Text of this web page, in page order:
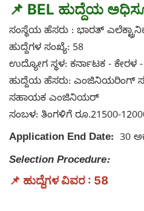
📌 BEL ಹುದ್ದೆಯ
ಸಂಸ್ಥೆಯ ಹೆಸರು : ಭಾರತ್
ಹುದ್ದೆಗಳ ಸಂಖ್ಯೆ: 58
ಉದ್ಯೋಗ ಸ್ಥಳ: ಕರ್ನಾಟಕ - ಕೇರಳ -
ಹುದ್ದೆಯ ಹೆಸರು: ಎಂಜಿನಿಯರಿಂಗ್
ಸಹಾಯಕ ಎಂಜಿನಿಯರ್
ಸಂಬಳ: ತಿಂಗಳಿಗೆ ರೂ.21500-
Application End Date: 30
Selection Procedure:
📌 ಹುದ್ದೆಗಳ ವಿವರ : 58